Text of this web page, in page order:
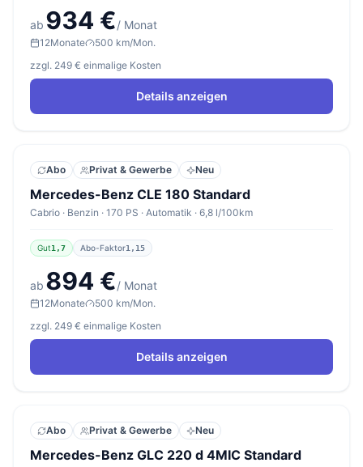
ab 934 €/ Monat
12Monate
500 km/Mon.
zzgl. 249 € einmalige Kosten
Details anzeigen
Abo Privat & Gewerbe Neu
Mercedes-Benz CLE 180 Standard
Cabrio · Benzin · 170 PS · Automatik · 6,8 l/100km
Gut1,7 Abo-Faktor1,15
ab 894 €/ Monat
12Monate
500 km/Mon.
zzgl. 249 € einmalige Kosten
Details anzeigen
Abo Privat & Gewerbe Neu
Mercedes-Benz GLC 220 d 4MIC Standard